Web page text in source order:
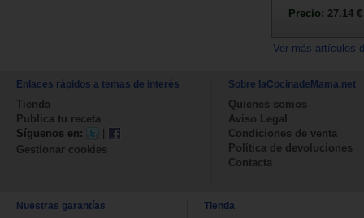
Precio: 27.14 €
Ver más artículos
Enlaces rápidos a temas de interés
Tienda
Publica tu receta
Síguenos en:
|
Gestionar cookies
Sobre laCocinadeMama.net
Quienes somos
Aviso Legal
Condiciones de venta
Política de devoluciones
Contacta
Nuestras garantías Tienda